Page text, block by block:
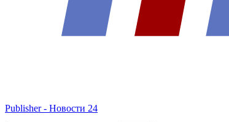
Publisher - Новости 24